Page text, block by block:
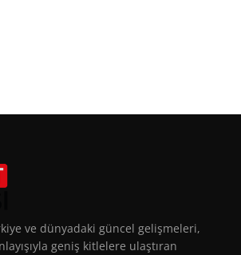
ve dünyadaki güncel gelişmeleri,
geniş kitlelere ulaştıran